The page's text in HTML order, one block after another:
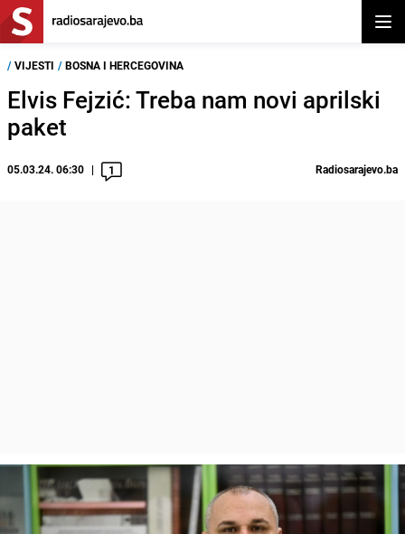
/ VIJESTI / BOSNA I HERCEGOVINA
Elvis Fejzić: Treba nam novi aprilski
paket
05.03.24. 06:30 1 Radiosarajevo.ba